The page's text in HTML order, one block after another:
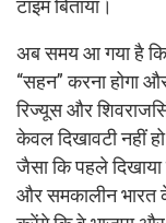
टाइम बिताया।
अब समय आ गया है कि
“सहन” करना होगा
रिज्यूस और
केवल दिखावटी नहीं
जैसा कि पहले
और समकालीन भारत